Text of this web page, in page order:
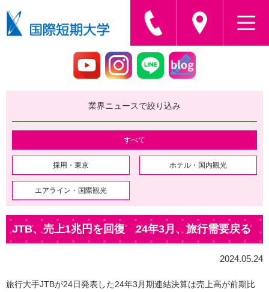
業界ニュースで絞り込み
すべて
採用・東京 ホテル・国内観光
エアライン・国際観光
JTB、売上1兆円を回復 24年3月、旅行需要戻る
2024.05.24
旅行大手JTBが24日発表した24年3月期連結決算は売上高が前期比